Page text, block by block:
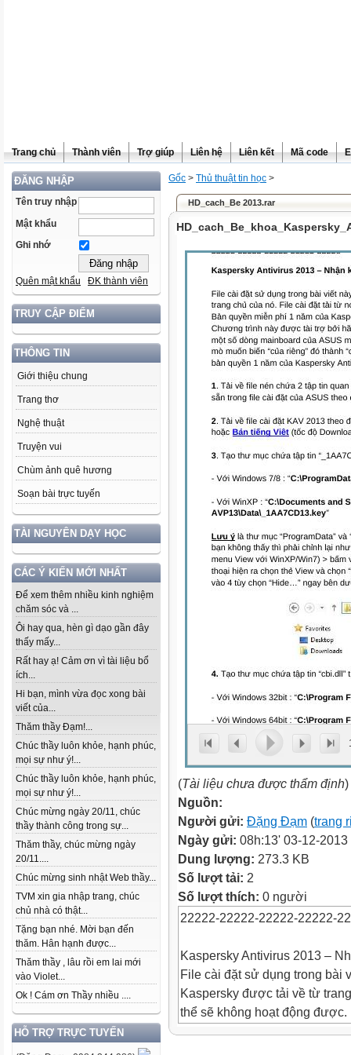
Trang chủ Thành viên Trợ giúp Liên hệ Liên kết Mã code
ĐĂNG NHẬP
Tên truy nhập
Mật khẩu
Ghi nhớ
Quên mật khẩu ĐK thành viên
TRUY CẬP ĐIỂM
THÔNG TIN
Giới thiệu chung
Trang thơ
Nghệ thuật
Truyện vui
Chùm ảnh quê hương
Soạn bài trực tuyến
TÀI NGUYÊN DẠY HỌC
CÁC Ý KIẾN MỚI NHẤT
Để xem thêm nhiều kinh nghiệm
chăm sóc và ...
Ôi hay qua, hèn gì dạo gần đây
thấy mấy...
Rất hay ạ! Cảm ơn vì tài liệu bổ
ích...
Hi bạn, mình vừa đọc xong bài
viết của...
Thăm thầy Đạm!...
Chúc thầy luôn khỏe, hạnh phúc,
mọi sự như ý!...
Chúc thầy luôn khỏe, hạnh phúc,
mọi sự như ý!...
Chúc mừng ngày 20/11, chúc
thầy thành công trong sự...
Thăm thầy, chúc mừng ngày
20/11....
Chúc mừng sinh nhật Web thầy...
TVM xin gia nhập trang, chúc
chủ nhà có thật...
Tặng bạn nhé. Mời bạn đến
thăm. Hân hạnh được...
Thăm thầy , lâu rồi em lai mới
vào Violet...
Ok ! Cám ơn Thầy nhiều ....
HỖ TRỢ TRỰC TUYẾN
Gốc > Thủ thuật tin học >
HD_cach_Be 2013.rar
(Tài liệu chưa được thẩm định)
Nguồn:
Người gửi: Đặng Đạm (trang
Ngày gửi: 08h:13' 03-12-2013
Dung lượng: 273.3 KB
Số lượt tải: 2
Số lượt thích: 0 người
22222-22222-22222-22222-
Kaspersky Antivirus 2013 –
File cài đặt sử dụng trong bài
Kaspersky được tải về từ
thể sẽ không hoạt động